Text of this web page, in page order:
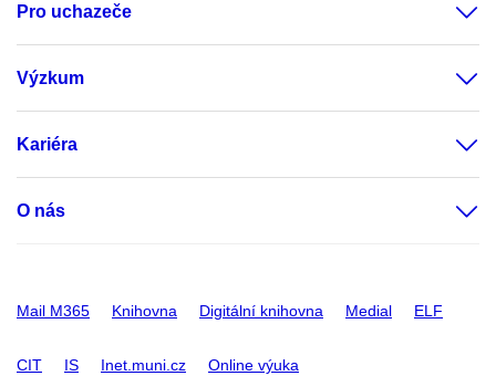
Pro uchazeče
Výzkum
Kariéra
O nás
Mail M365 Knihovna Digitální knihovna Medial ELF
CIT IS Inet.muni.cz Online výuka